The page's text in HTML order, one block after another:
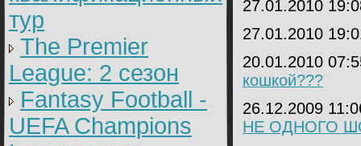
тур
The Premier
League: 2 cезон
Fantasy Football -
UEFA Champions
27.01.2010
27.01.2010
20.01.2010
кошкой???
26.12.2009
НЕ ОДНОГО